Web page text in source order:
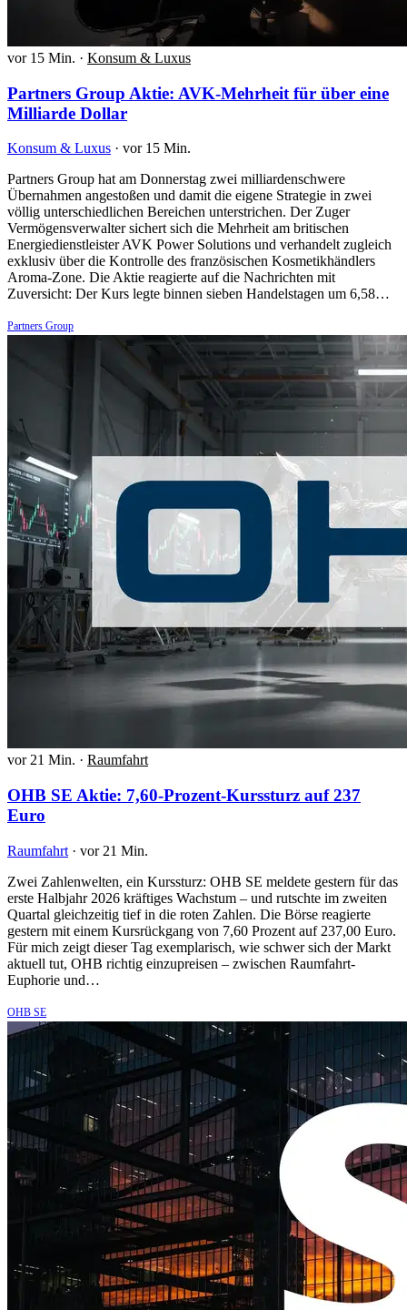
vor 15 Min. · Konsum & Luxus
Partners Group Aktie: AVK-Mehrheit für über eine
Milliarde Dollar
Konsum & Luxus · vor 15 Min.
Partners Group hat am Donnerstag zwei milliardenschwere
Übernahmen angestoßen und damit die eigene Strategie in zwei
völlig unterschiedlichen Bereichen unterstrichen. Der Zuger
Vermögensverwalter sichert sich die Mehrheit am britischen
Energiedienstleister AVK Power Solutions und verhandelt zugleich
exklusiv über die Kontrolle des französischen Kosmetikhändlers
Aroma-Zone. Die Aktie reagierte auf die Nachrichten mit
Zuversicht: Der Kurs legte binnen sieben Handelstagen um 6,58…
Partners Group
vor 21 Min. · Raumfahrt
OHB SE Aktie: 7,60-Prozent-Kurssturz auf 237
Euro
Raumfahrt · vor 21 Min.
Zwei Zahlenwelten, ein Kurssturz: OHB SE meldete gestern für das
erste Halbjahr 2026 kräftiges Wachstum – und rutschte im zweiten
Quartal gleichzeitig tief in die roten Zahlen. Die Börse reagierte
gestern mit einem Kursrückgang von 7,60 Prozent auf 237,00 Euro.
Für mich zeigt dieser Tag exemplarisch, wie schwer sich der Markt
aktuell tut, OHB richtig einzupreisen – zwischen Raumfahrt-
Euphorie und…
OHB SE